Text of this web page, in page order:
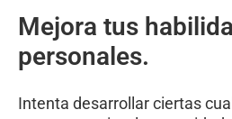
Mejora tus
personales.
Intenta desarrollar ciertas